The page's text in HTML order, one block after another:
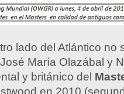
lado del Atlántico no
María Olazábal y
y británico del
en 2010